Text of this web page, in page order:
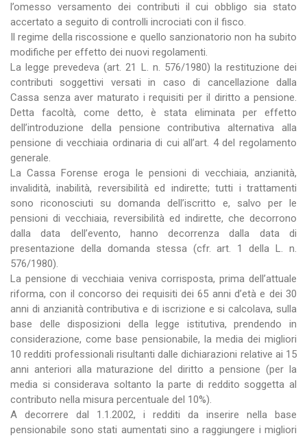
l’omesso versamento dei contributi il cui obbligo sia stato
accertato a seguito di controlli incrociati con il fisco.
Il regime della riscossione e quello sanzionatorio non ha subito
modifiche per effetto dei nuovi regolamenti.
La legge prevedeva (art. 21 L. n. 576/1980) la restituzione dei
contributi soggettivi versati in caso di cancellazione dalla
Cassa senza aver maturato i requisiti per il diritto a pensione.
Detta facoltà, come detto, è stata eliminata per effetto
dell’introduzione della pensione contributiva alternativa alla
pensione di vecchiaia ordinaria di cui all’art. 4 del regolamento
generale.
La Cassa Forense eroga le pensioni di vecchiaia, anzianità,
invalidità, inabilità, reversibilità ed indirette; tutti i trattamenti
sono riconosciuti su domanda dell’iscritto e, salvo per le
pensioni di vecchiaia, reversibilità ed indirette, che decorrono
dalla data dell’evento, hanno decorrenza dalla data di
presentazione della domanda stessa (cfr. art. 1 della L. n.
576/1980).
La pensione di vecchiaia veniva corrisposta, prima dell’attuale
riforma, con il concorso dei requisiti dei 65 anni d’età e dei 30
anni di anzianità contributiva e di iscrizione e si calcolava, sulla
base delle disposizioni della legge istitutiva, prendendo in
considerazione, come base pensionabile, la media dei migliori
10 redditi professionali risultanti dalle dichiarazioni relative ai 15
anni anteriori alla maturazione del diritto a pensione (per la
media si considerava soltanto la parte di reddito soggetta al
contributo nella misura percentuale del 10%).
A decorrere dal 1.1.2002, i redditi da inserire nella base
pensionabile sono stati aumentati sino a raggiungere i migliori